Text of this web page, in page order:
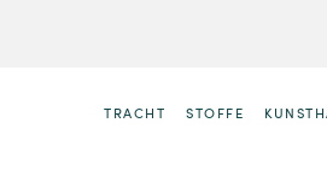
TRACHT STOFFE